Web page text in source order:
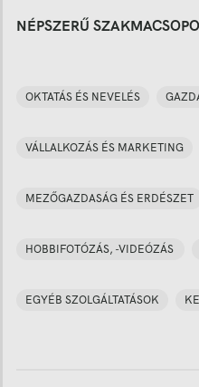
NÉPSZERŰ
OKTATÁS ÉS NEVELÉS
VÁLLALKOZÁS ÉS MARKETING
MEZŐGAZDASÁG ÉS ERDÉSZET
HOBBIFOTÓZÁS, -VIDEÓZÁS
EGYÉB SZOLGÁLTATÁSOK